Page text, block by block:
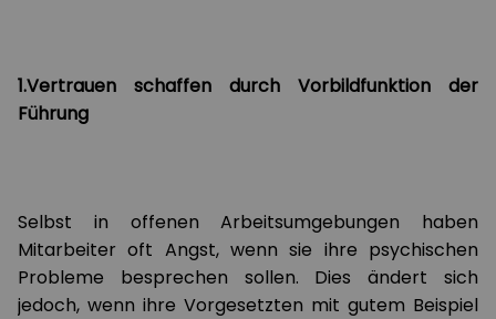
1.Vertrauen schaffen durch Vorbildfunktion der
Führung
Selbst in offenen Arbeitsumgebungen haben
Mitarbeiter oft Angst, wenn sie ihre psychischen
Probleme besprechen sollen. Dies ändert sich
jedoch, wenn ihre Vorgesetzten mit gutem Beispiel